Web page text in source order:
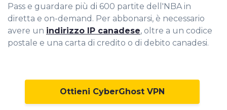
Pass e guardare più di 600 partite dell'NBA in
diretta e on-demand. Per abbonarsi, è necessario
avere un indirizzo IP canadese, oltre a un codice
postale e una carta di credito o di debito canadesi.
Ottieni CyberGhost VPN